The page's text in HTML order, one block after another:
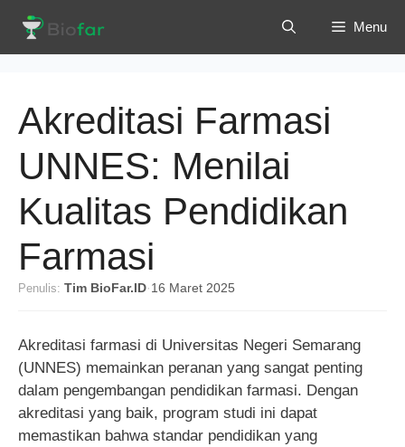
isi
Menu
Akreditasi Farmasi
UNNES: Menilai
Kualitas Pendidikan
Farmasi
Penulis: Tim BioFar.ID· 16 Maret 2025
Akreditasi farmasi di Universitas Negeri Semarang
(UNNES) memainkan peranan yang sangat penting
dalam pengembangan pendidikan farmasi. Dengan
akreditasi yang baik, program studi ini dapat
memastikan bahwa standar pendidikan yang